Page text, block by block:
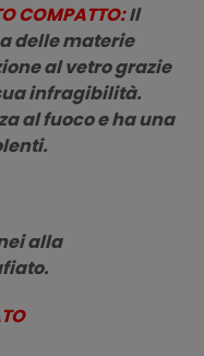
COMPATTO:Il
delle materie
al vetro grazie
infragibilità.
al fuoco e ha una
alla